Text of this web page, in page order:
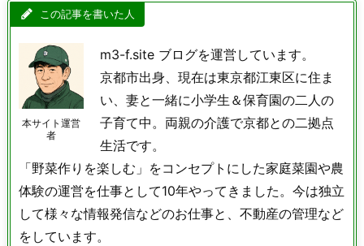
この記事を書いた人
本サイト運営
者
m3-f.site ブログを運営しています。
京都市出身、現在は東京都江東区に住ま
い、妻と一緒に小学生＆保育園の二人の
子育て中。両親の介護で京都との二拠点
生活です。
「野菜作りを楽しむ」をコンセプトにした家庭菜園や農
体験の運営を仕事として10年やってきました。今は独立
して様々な情報発信などのお仕事と、不動産の管理など
をしています。